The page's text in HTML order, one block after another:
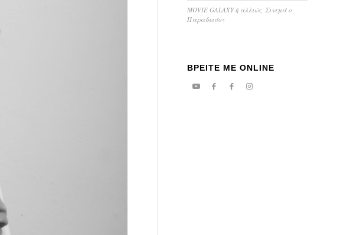
MOVIE GALAXY ή αλλιώς, Σινεμά ο
Παράδεισος
ΒΡΕΙΤΕ ΜΕ ONLINE